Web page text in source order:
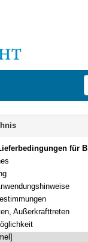
Baustoffe für den Erdbau im Straßenbau, Ausgabe 2020/Fassung 2023, TL BuB E-StB 20/23
Außerkrafttreten